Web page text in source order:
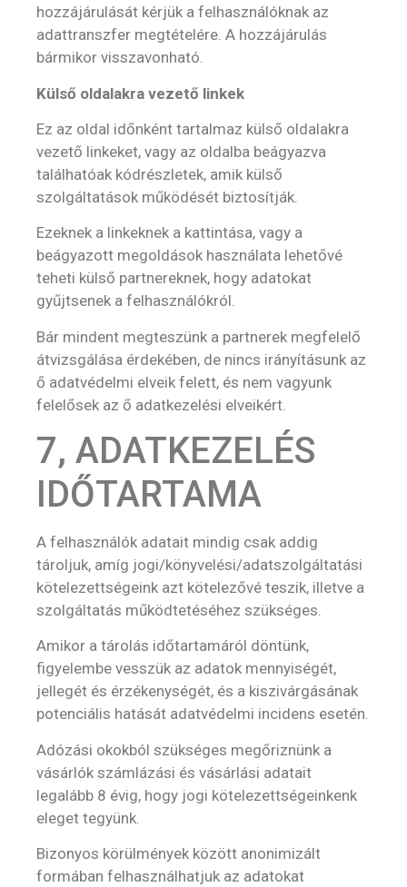
hozzájárulását kérjük a felhasználóknak az
adattranszfer megtételére. A hozzájárulás
bármikor visszavonható.
Külső oldalakra vezető linkek
Ez az oldal időnként tartalmaz külső oldalakra
vezető linkeket, vagy az oldalba beágyazva
találhatóak kódrészletek, amik külső
szolgáltatások működését biztosítják.
Ezeknek a linkeknek a kattintása, vagy a
beágyazott megoldások használata lehetővé
teheti külső partnereknek, hogy adatokat
gyűjtsenek a felhasználókról.
Bár mindent megteszünk a partnerek megfelelő
átvizsgálása érdekében, de nincs irányításunk az
ő adatvédelmi elveik felett, és nem vagyunk
felelősek az ő adatkezelési elveikért.
7, ADATKEZELÉS
IDŐTARTAMA
A felhasználók adatait mindig csak addig
tároljuk, amíg jogi/könyvelési/adatszolgáltatási
kötelezettségeink azt kötelezővé teszik, illetve a
szolgáltatás működtetéséhez szükséges.
Amikor a tárolás időtartamáról döntünk,
figyelembe vesszük az adatok mennyiségét,
jellegét és érzékenységét, és a kiszivárgásának
potenciális hatását adatvédelmi incidens esetén.
Adózási okokból szükséges megőriznünk a
vásárlók számlázási és vásárlási adatait
legalább 8 évig, hogy jogi kötelezettségeinkenk
eleget tegyünk.
Bizonyos körülmények között anonimizált
formában felhasználhatjuk az adatokat